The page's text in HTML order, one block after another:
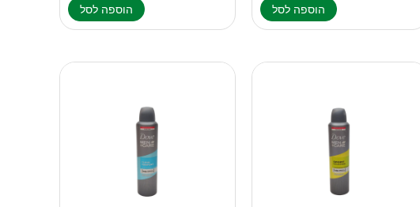
הוספה לסל הוספה לסל